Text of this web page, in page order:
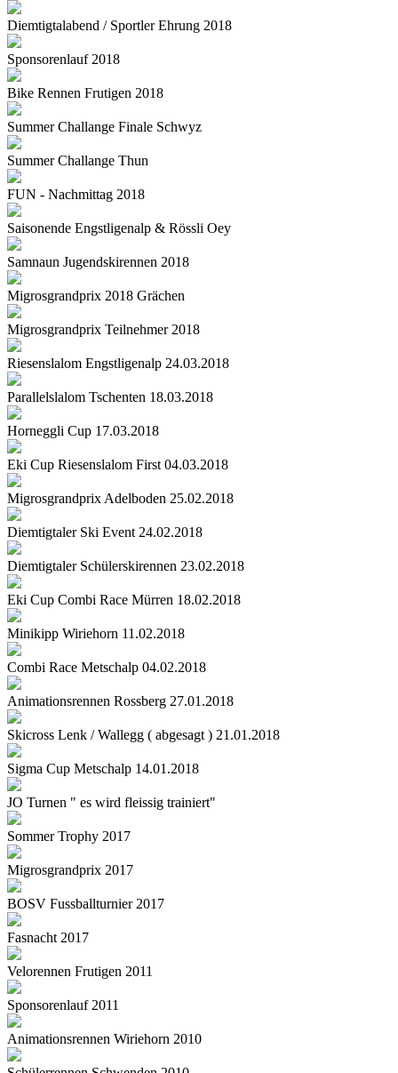
Diemtigtalabend / Sportler Ehrung 2018
Sponsorenlauf 2018
Bike Rennen Frutigen 2018
Summer Challange Finale Schwyz
Summer Challange Thun
FUN - Nachmittag 2018
Saisonende Engstligenalp & Rössli Oey
Samnaun Jugendskirennen 2018
Migrosgrandprix 2018 Grächen
Migrosgrandprix Teilnehmer 2018
Riesenslalom Engstligenalp 24.03.2018
Parallelslalom Tschenten 18.03.2018
Horneggli Cup 17.03.2018
Eki Cup Riesenslalom First 04.03.2018
Migrosgrandprix Adelboden 25.02.2018
Diemtigtaler Ski Event 24.02.2018
Diemtigtaler Schülerskirennen 23.02.2018
Eki Cup Combi Race Mürren 18.02.2018
Minikipp Wiriehorn 11.02.2018
Combi Race Metschalp 04.02.2018
Animationsrennen Rossberg 27.01.2018
Skicross Lenk / Wallegg ( abgesagt ) 21.01.2018
Sigma Cup Metschalp 14.01.2018
JO Turnen " es wird fleissig trainiert"
Sommer Trophy 2017
Migrosgrandprix 2017
BOSV Fussballturnier 2017
Fasnacht 2017
Velorennen Frutigen 2011
Sponsorenlauf 2011
Animationsrennen Wiriehorn 2010